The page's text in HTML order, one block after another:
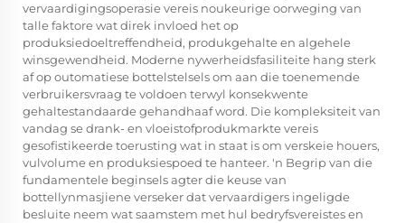
vervaardigingsoperasie vereis noukeurige oorweging van
talle faktore wat direk invloed het op
produksiedoeltreffendheid, produkgehalte en algehele
winsgewendheid. Moderne nywerheidsfasiliteite hang sterk
af op outomatiese bottelstelsels om aan die toenemende
verbruikersvraag te voldoen terwyl konsekwente
gehaltestandaarde gehandhaaf word. Die kompleksiteit van
vandag se drank- en vloeistofprodukmarkte vereis
gesofistikeerde toerusting wat in staat is om verskeie houers,
vulvolume en produksiespoed te hanteer. 'n Begrip van die
fundamentele beginsels agter die keuse van
bottellynmasjiene verseker dat vervaardigers ingeligde
besluite neem wat saamstem met hul bedryfsvereistes en